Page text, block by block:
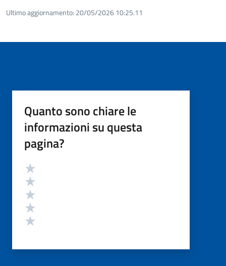
Ultimo aggiornamento: 20/05/2026 10:25.11
Quanto sono chiare le
informazioni su questa
pagina?
Valutazione